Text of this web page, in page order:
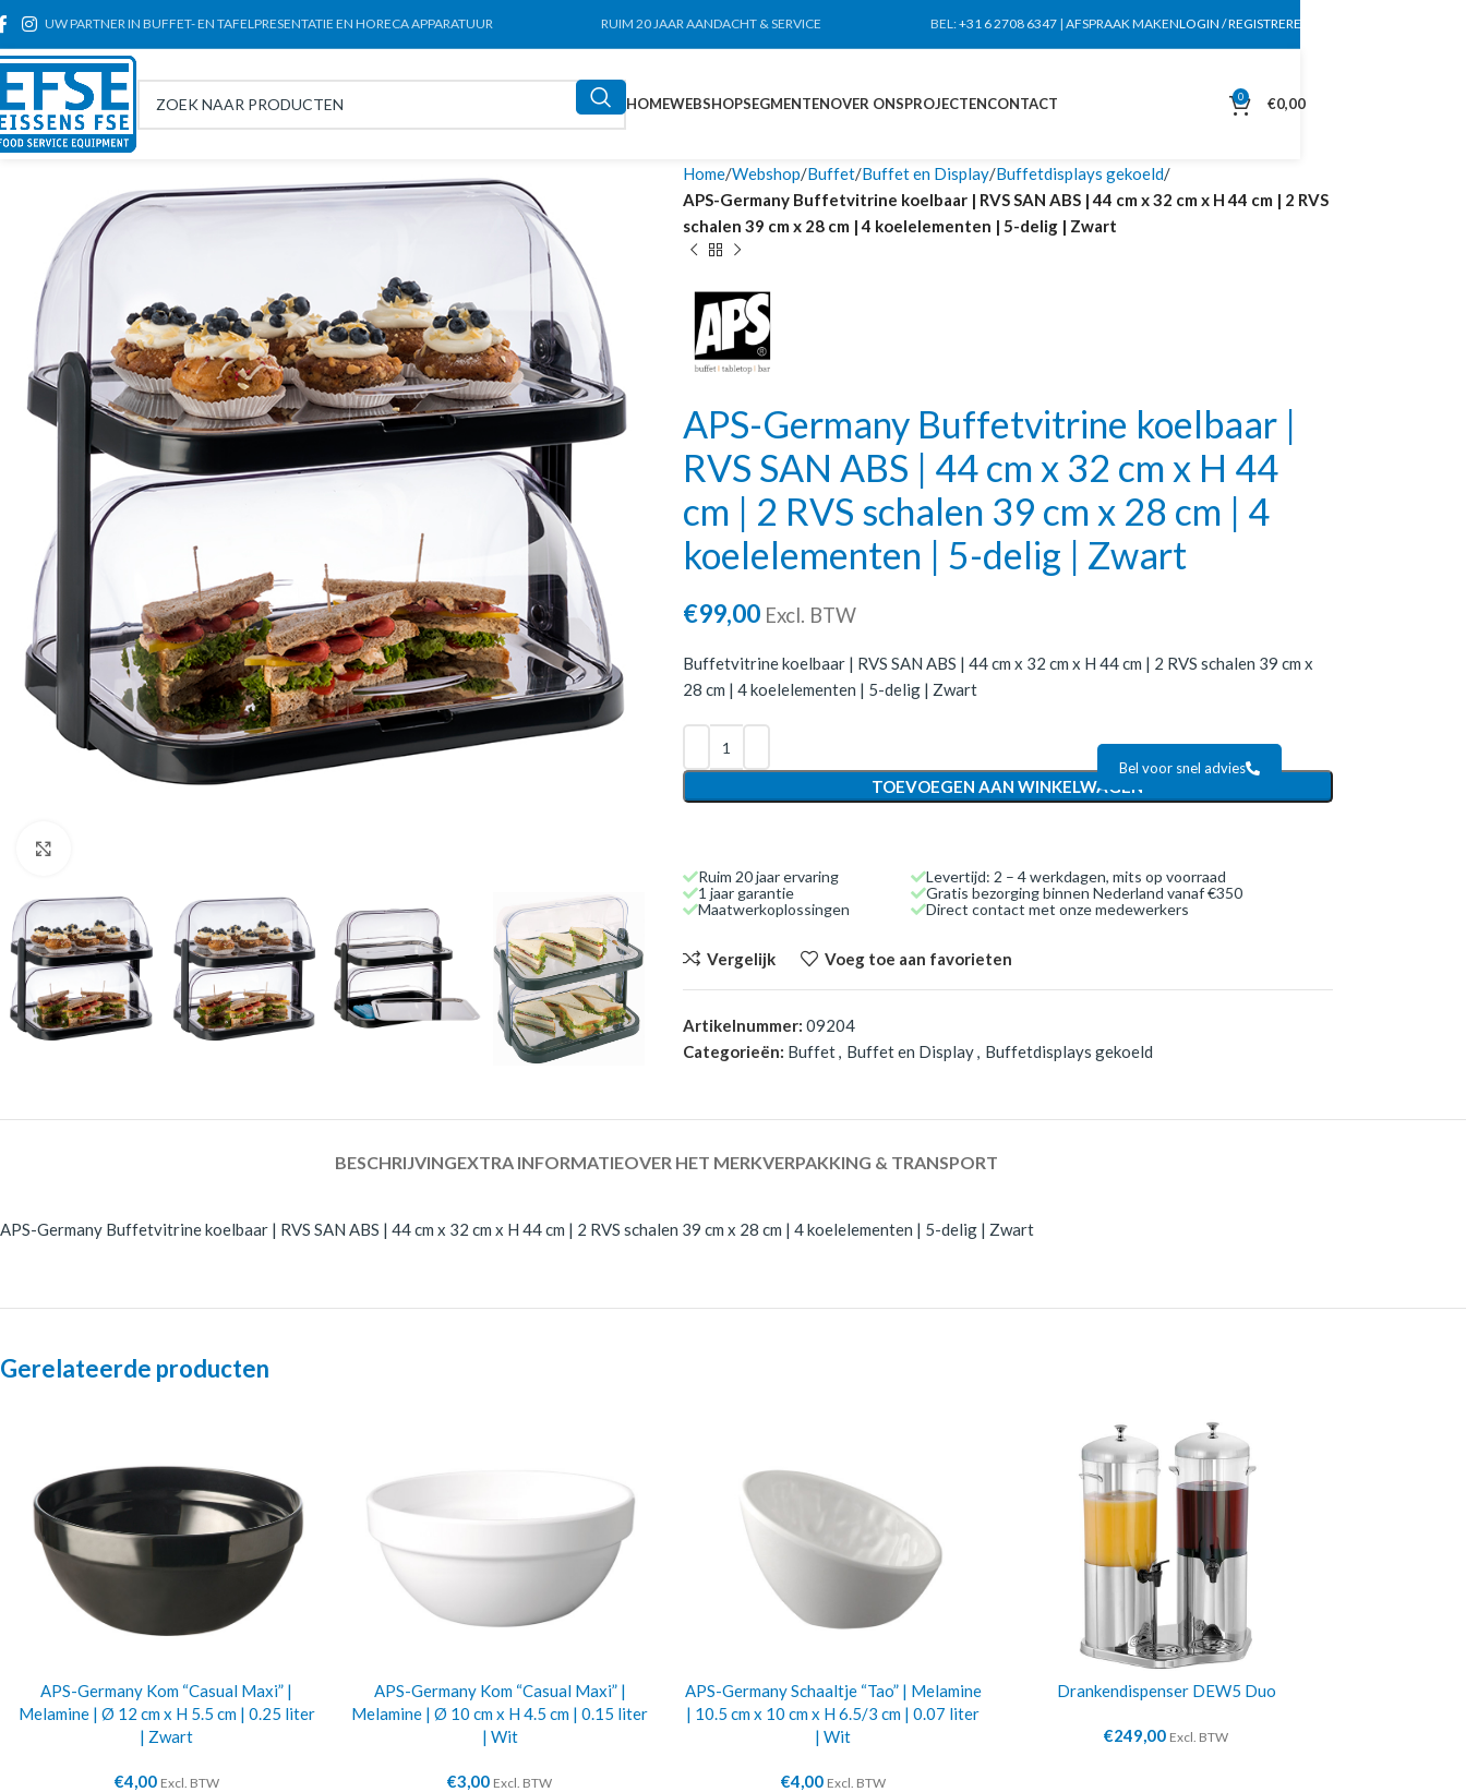
UW PARTNER IN BUFFET- EN TAFELPRESENTATIE EN HORECA APPARATUUR RUIM 20 JAAR AANDACHT & SERVICE BEL:+31 6 2708 6347 | AFSPRAAK MAKENLOGIN / REGISTREREN
HOMEWEBSHOPSEGMENTENOVER ONSPROJECTENCONTACT 0 €0,00
Home Webshop Buffet Buffet en Display Buffetdisplays gekoeld
APS-Germany Buffetvitrine koelbaar | RVS SAN ABS | 44 cm x 32 cm x H 44 cm | 2 RVS
schalen 39 cm x 28 cm | 4 koelelementen | 5-delig | Zwart
APS-Germany Buffetvitrine koelbaar |
RVS SAN ABS | 44 cm x 32 cm x H 44
cm | 2 RVS schalen 39 cm x 28 cm | 4
koelelementen | 5-delig | Zwart
€99,00 Excl. BTW
Buffetvitrine koelbaar | RVS SAN ABS | 44 cm x 32 cm x H 44 cm | 2 RVS schalen 39 cm x
28 cm | 4 koelelementen | 5-delig | Zwart
TOEVOEGEN AAN WINKELWAGEN
Bel voor snel advies
Ruim 20 jaar ervaring
1 jaar garantie
Maatwerkoplossingen
Levertijd: 2 – 4 werkdagen, mits op voorraad
Gratis bezorging binnen Nederland vanaf €350
Direct contact met onze medewerkers
Vergelijk Voeg toe aan favorieten
Artikelnummer: 09204
Categorieën: Buffet, Buffet en Display, Buffetdisplays gekoeld
BESCHRIJVINGEXTRA INFORMATIEOVER HET MERKVERPAKKING & TRANSPORT
APS-Germany Buffetvitrine koelbaar | RVS SAN ABS | 44 cm x 32 cm x H 44 cm | 2 RVS schalen 39 cm x 28 cm | 4 koelelementen | 5-delig | Zwart
Gerelateerde producten
APS-Germany Kom “Casual Maxi” |
Melamine | Ø 12 cm x H 5.5 cm | 0.25 liter
| Zwart
€4,00 Excl. BTW
APS-Germany Kom “Casual Maxi” |
Melamine | Ø 10 cm x H 4.5 cm | 0.15 liter
| Wit
€3,00 Excl. BTW
APS-Germany Schaaltje “Tao” | Melamine
| 10.5 cm x 10 cm x H 6.5/3 cm | 0.07 liter
| Wit
€4,00 Excl. BTW
Drankendispenser DEW5 Duo
€249,00 Excl. BTW